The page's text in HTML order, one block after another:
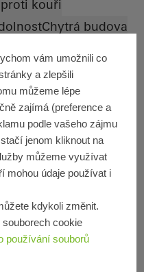
kouři
Chytrá budova
architektura
využitím
vám umožnili co
a zlepšili
můžeme lépe
zajímá (preference a
podle vašeho zájmu
jenom kliknout na
můžeme využívat
mohou údaje používat i
kdykoli změnit.
cookie
používání souborů